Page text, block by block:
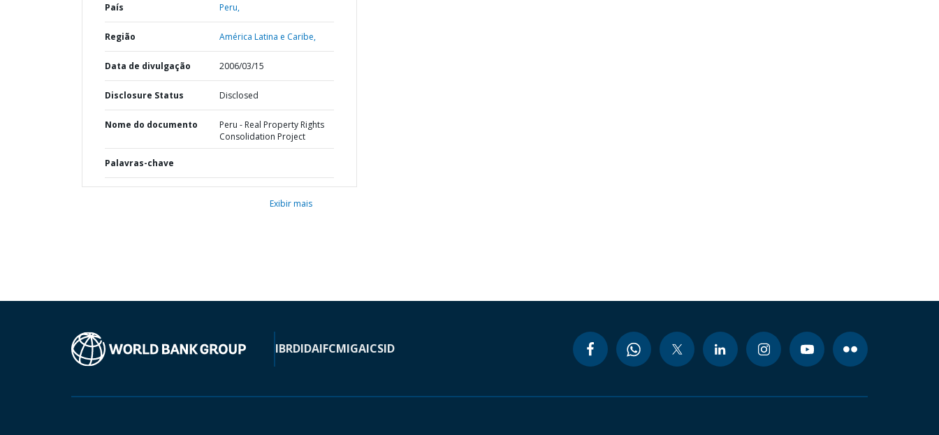
País Peru,
Região América Latina e Caribe,
Data de divulgação 2006/03/15
Disclosure Status Disclosed
Nome do documento
Peru - Real Property Rights
Consolidation Project
Palavras-chave
Exibir mais
IBRDIDAIFCMIGAICSID